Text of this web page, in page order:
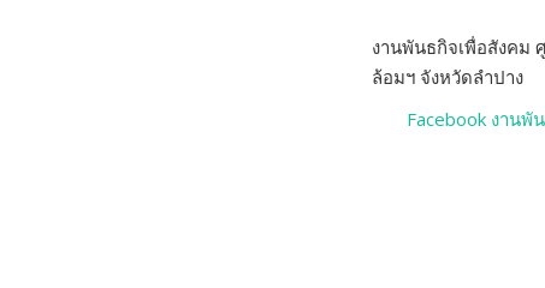
งานพันธกิจเพื่อสังคม
ล้อมฯ จังหวัดลำปาง
Facebook งานพั